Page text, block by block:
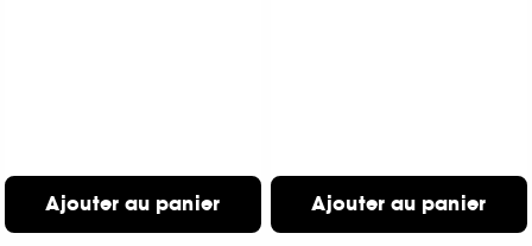
Ajouter au panier Ajouter au panier